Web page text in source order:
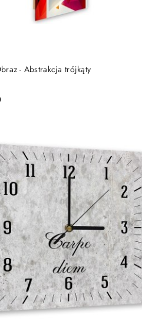
Zegar Obraz - Abstrakcja trójkąty
DO KOSZYKA